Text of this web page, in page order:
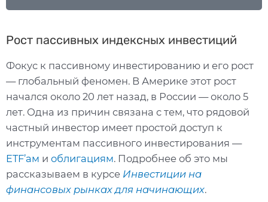
Рост пассивных индексных инвестиций
Фокус к пассивному инвестированию и его рост
— глобальный феномен. В Америке этот рост
начался около 20 лет назад, в России — около 5
лет. Одна из причин связана с тем, что рядовой
частный инвестор имеет простой доступ к
инструментам пассивного инвестирования —
ETF’ам и облигациям. Подробнее об это мы
рассказываем в курсе Инвестиции на
финансовых рынках для начинающих.